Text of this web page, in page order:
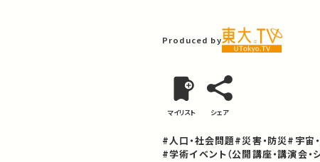
Produced by
マイリスト シェア
#人口・社会問題#災害・防災#宇宙
#学術イベント（公開講座・講演会・